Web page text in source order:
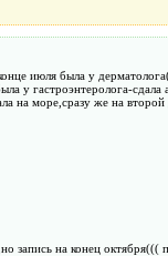
июля была у
у гастроэнтеролога-
море,сразу же на
на конец